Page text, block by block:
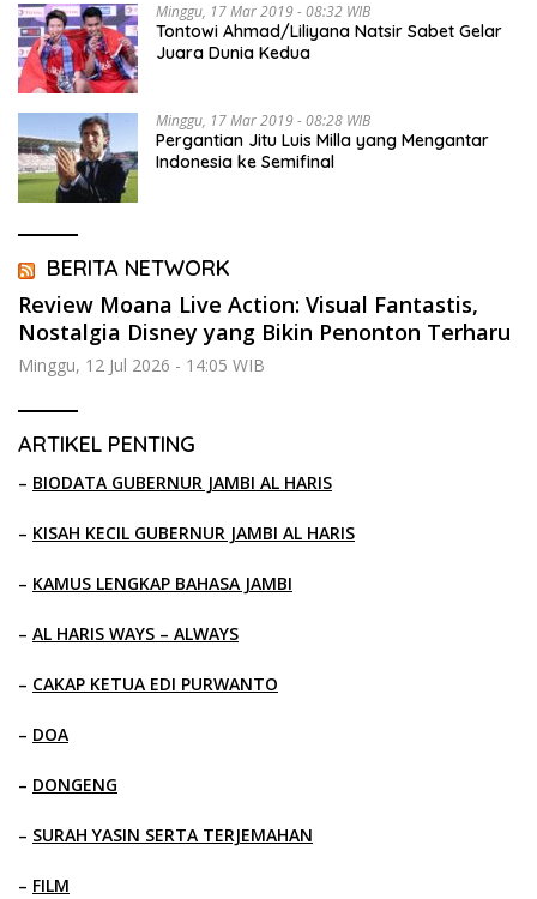
Minggu, 17 Mar 2019 - 08:32 WIB
Tontowi Ahmad/Liliyana Natsir Sabet Gelar
Juara Dunia Kedua
Minggu, 17 Mar 2019 - 08:28 WIB
Pergantian Jitu Luis Milla yang Mengantar
Indonesia ke Semifinal
BERITA NETWORK
Review Moana Live Action: Visual Fantastis,
Nostalgia Disney yang Bikin Penonton Terharu
Minggu, 12 Jul 2026 - 14:05 WIB
ARTIKEL PENTING
– BIODATA GUBERNUR JAMBI AL HARIS
– KISAH KECIL GUBERNUR JAMBI AL HARIS
– KAMUS LENGKAP BAHASA JAMBI
– AL HARIS WAYS – ALWAYS
– CAKAP KETUA EDI PURWANTO
– DOA
– DONGENG
– SURAH YASIN SERTA TERJEMAHAN
– FILM